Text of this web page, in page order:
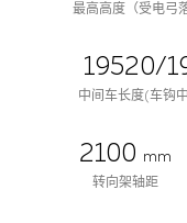
最高高度（受电弓落
19520/
中间车长度(车钩
2100 mm
转向架轴距